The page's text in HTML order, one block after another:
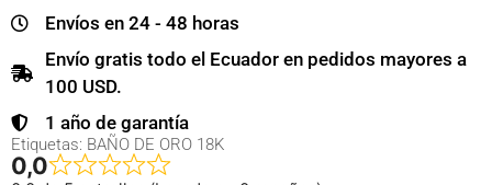
Envíos en 24 - 48 horas
Envío gratis todo el Ecuador en pedidos mayores a
100 USD.
1 año de garantía
Etiquetas: BAÑO DE ORO 18K
0,0